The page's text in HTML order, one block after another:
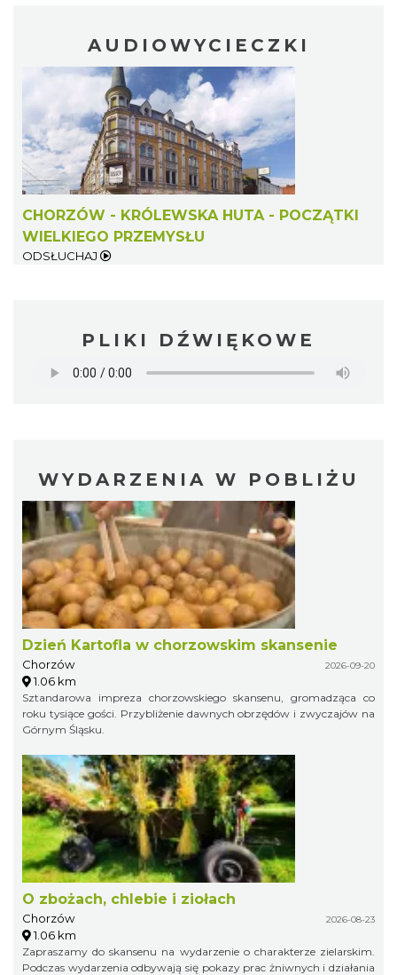
AUDIOWYCIECZKI
CHORZÓW - KRÓLEWSKA HUTA - POCZĄTKI
WIELKIEGO PRZEMYSŁU
ODSŁUCHAJ
PLIKI DŹWIĘKOWE
WYDARZENIA W POBLIŻU
Dzień Kartofla w chorzowskim skansenie
Chorzów 2026-09-20
1.06 km
Sztandarowa impreza chorzowskiego skansenu, gromadząca co
roku tysiące gości. Przybliżenie dawnych obrzędów i zwyczajów na
Górnym Śląsku.
O zbożach, chlebie i ziołach
Chorzów 2026-08-23
1.06 km
Zapraszamy do skansenu na wydarzenie o charakterze zielarskim.
Podczas wydarzenia odbywają się pokazy prac żniwnych i działania